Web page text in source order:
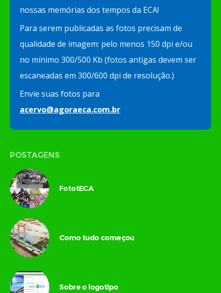
nossas memórias dos tempos da ECA!
Para serem publicadas as fotos precisam de
qualidade de imagem: pelo menos 150 dpi e/ou
no mínimo 300/500 Kb (fotos antigas devem ser
escaneadas em 300/600 dpi de resolução.)
Envie suas fotos para
acervo@agoraeca.com.br
POSTAGENS
FototECA
Como tudo começou
Sobre o logotipo